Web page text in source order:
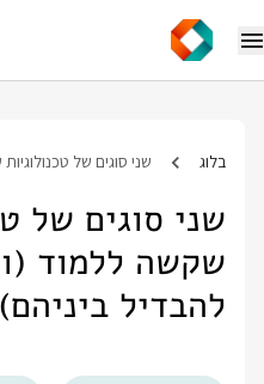
בלוג
שני סוגים של
שקשה ללמוד
להבדיל ביניהם)